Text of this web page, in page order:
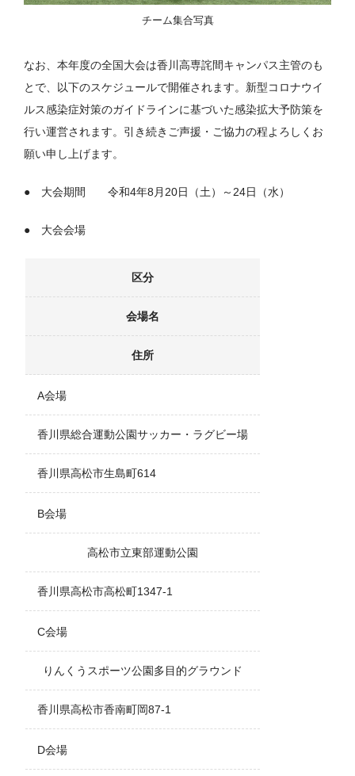
チーム集合写真
なお、本年度の全国大会は香川高専詫間キャンパス主管のも
とで、以下のスケジュールで開催されます。新型コロナウイ
ルス感染症対策のガイドラインに基づいた感染拡大予防策を
行い運営されます。引き続きご声援・ご協力の程よろしくお
願い申し上げます。
● 大会期間 令和4年8月20日（土）～24日（水）
● 大会会場
区分
会場名
住所
A会場
香川県総合運動公園サッカー・ラグビー場
香川県高松市生島町614
B会場
高松市立東部運動公園
香川県高松市高松町1347-1
C会場
りんくうスポーツ公園多目的グラウンド
香川県高松市香南町岡87-1
D会場